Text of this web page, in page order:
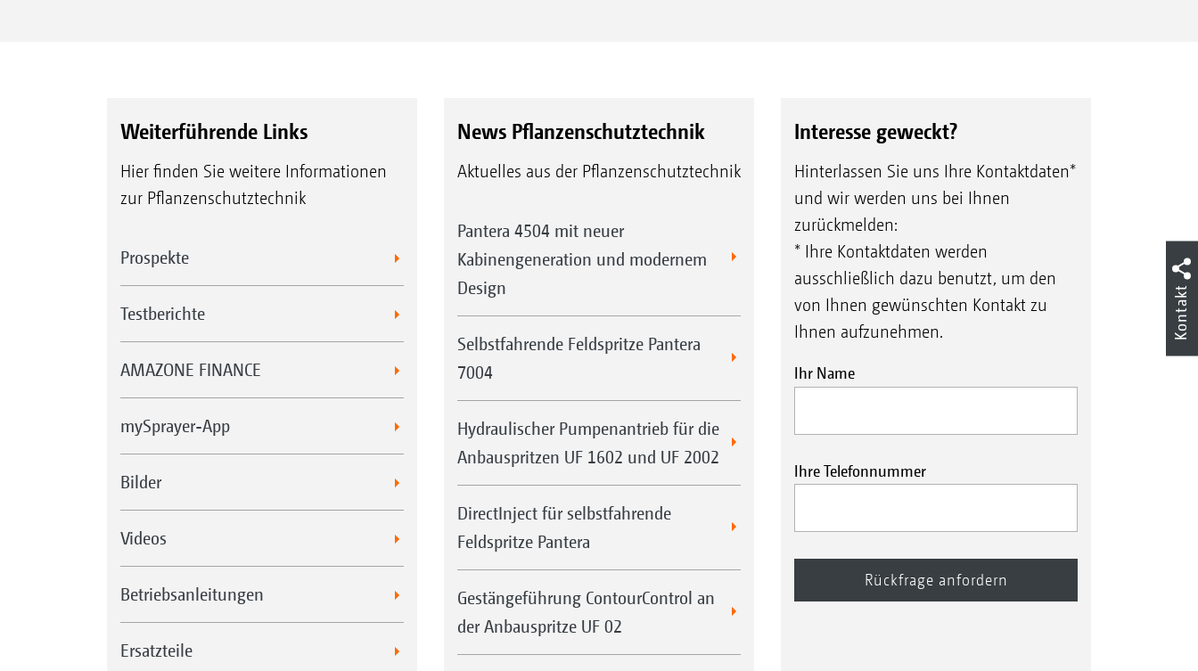
Weiterführende Links
Hier finden Sie weitere Informationen
zur Pflanzenschutztechnik
Prospekte
Testberichte
AMAZONE FINANCE
mySprayer-App
Bilder
Videos
Betriebsanleitungen
Ersatzteile
News Pflanzenschutztechnik
Aktuelles aus der Pflanzenschutztechnik
Pantera 4504 mit neuer
Kabinengeneration und modernem
Design
Selbstfahrende Feldspritze Pantera
7004
Hydraulischer Pumpenantrieb für die
Anbauspritzen UF 1602 und UF 2002
DirectInject für selbstfahrende
Feldspritze Pantera
Gestängeführung ContourControl an
der Anbauspritze UF 02
Interesse geweckt?
Hinterlassen Sie uns Ihre Kontaktdaten*
und wir werden uns bei Ihnen
zurückmelden:
* Ihre Kontaktdaten werden
ausschließlich dazu benutzt, um den
von Ihnen gewünschten Kontakt zu
Ihnen aufzunehmen.
Ihr Name
Ihre Telefonnummer
Kontakt